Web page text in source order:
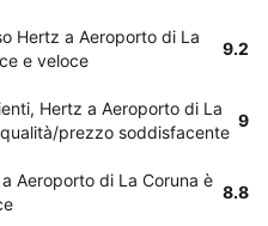
Hertz a Aeroporto di La
e veloce
9.2
Hertz a Aeroporto di La
prezzo soddisfacente
9
Aeroporto di La Coruna è
8.8